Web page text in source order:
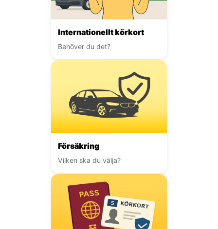
Internationellt körkort
Behöver du det?
Försäkring
Vilken ska du välja?